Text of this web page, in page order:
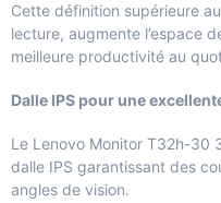
Cette définition supérieure
lecture, augmente l’espace
meilleure productivité au
Dalle IPS pour une
Le Lenovo Monitor T32h-30
dalle IPS garantissant des
angles de vision.